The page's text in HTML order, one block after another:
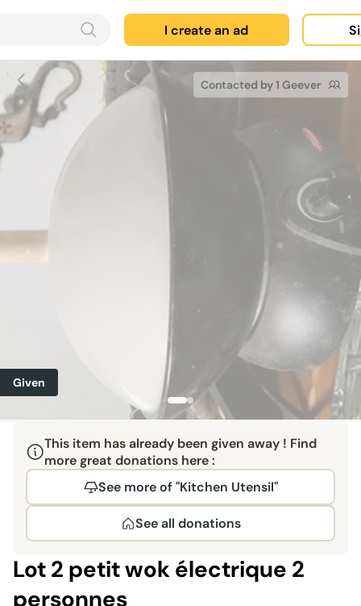
I create an ad
Contacted by 1 Geever
Given
This item has already been given away ! Find
more great donations here :
See more of "Kitchen Utensil"
See all donations
Lot 2 petit wok électrique 2
personnes